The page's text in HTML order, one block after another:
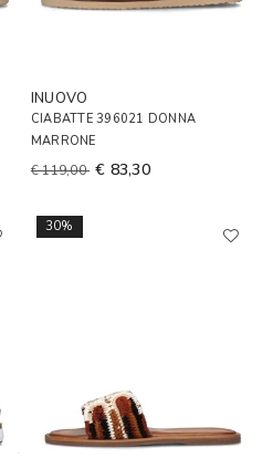
INUOVO
CIABATTE 396021 DONNA
MARRONE
€ 119,00 € 83,30
30%